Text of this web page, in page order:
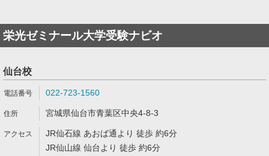
栄光ゼミナール大学受験ナビオ
仙台校
022-723-1560
宮城県仙台市青葉区中央4-8-3
JR仙石線 あおば通より 徒歩 約6分
JR仙山線 仙台より 徒歩 約6分